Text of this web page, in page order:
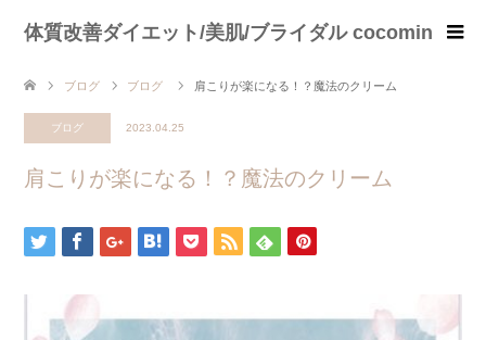
体質改善ダイエット/美肌/ブライダル cocomin
ブログ ブログ 肩こりが楽になる！？魔法のクリーム
ブログ 2023.04.25
肩こりが楽になる！？魔法のクリーム